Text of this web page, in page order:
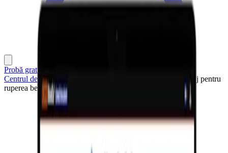
Probă gratuită de 14 zile
Centrul de Suport
Armătură de ancoraj pentru
ruperea betonului la întindere